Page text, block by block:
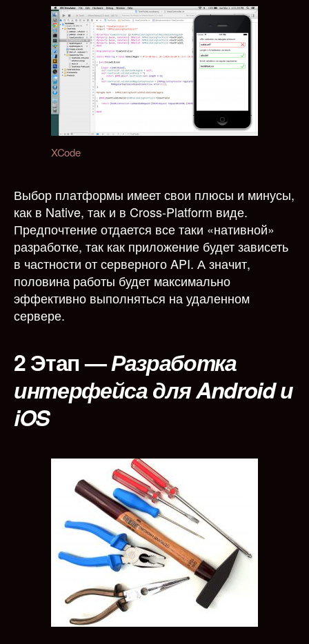
XCode
Выбор платформы имеет свои плюсы и минусы,
как в Native, так и в Cross-Platform виде.
Предпочтение отдается все таки «нативной»
разработке, так как приложение будет зависеть
в частности от серверного API. А значит,
половина работы будет максимально
эффективно выполняться на удаленном
сервере.
2 Этап—Разработка
интерфейса для Android и
iOS